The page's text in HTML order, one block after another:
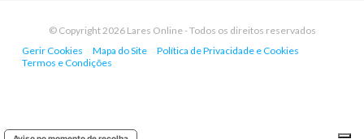
© Copyright 2026 Lares Online - Todos os direitos reservados
Gerir Cookies
Mapa do Site
Política de Privacidade e Cookies
Termos e Condições